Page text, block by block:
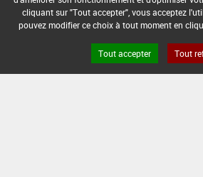
DATE DE FIN D'UTILISATION :
cliquant sur "Tout accepter", vous acceptez
pouvez modifier ce choix à tout moment en
Tout accepter Tout